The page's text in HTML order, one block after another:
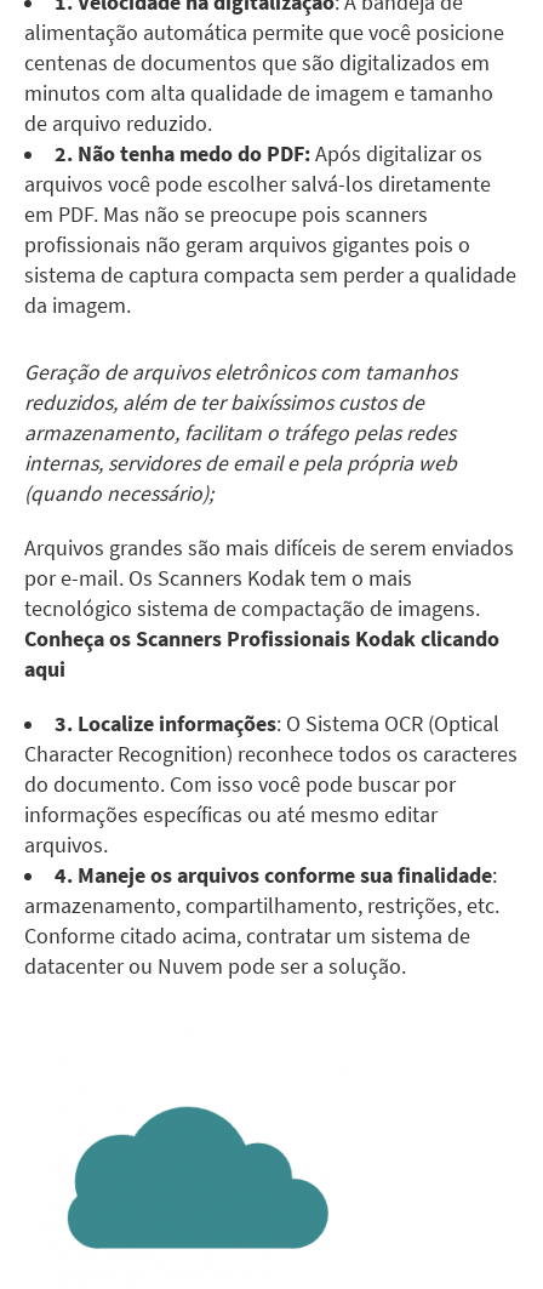
alimentação automática permite que você posicione
centenas de documentos que são digitalizados em
minutos com alta qualidade de imagem e tamanho
de arquivo reduzido.
2. Não tenha medo do PDF:Após digitalizar os
arquivos você pode escolhersalvá-los diretamente
em PDF. Mas não se preocupe pois scanners
profissionais não geram arquivos gigantes pois o
sistema de captura compacta sem perder a qualidade
da imagem.
Geração de arquivos eletrônicos com tamanhos
reduzidos, além de ter baixíssimos custos de
armazenamento, facilitam o tráfego pelas redes
internas, servidores de email e pela própria web
(quando necessário);
Arquivos grandes são mais difíceis de serem enviados
por e-mail. Os Scanners Kodak tem o mais
tecnológico sistema de compactação de imagens.
Conheça os Scanners Profissionais Kodakclicando
aqui
3. Localize informações: O Sistema OCR (Optical
Character Recognition) reconhece todos os caracteres
do documento. Com isso você pode buscar por
informações específicas ou até mesmo editar
arquivos.
4. Maneje os arquivos conforme sua finalidade:
armazenamento, compartilhamento, restrições, etc.
Conforme citado acima, contratar um sistema de
datacenter ou Nuvem pode ser a solução.